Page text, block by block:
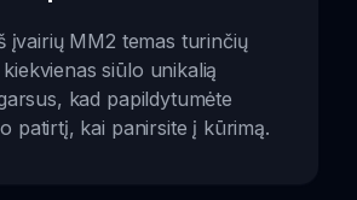
įvairių MM2 temas turinčių
siūlo unikalią
kad papildytumėte
patirtį, kai panirsite į kūrimą.